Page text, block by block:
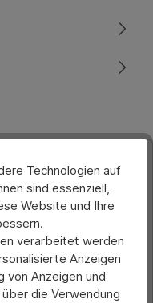
Technologien auf
sind essenziell,
Website und Ihre
verarbeitet werden
Anzeigen
von Anzeigen und
die Verwendung